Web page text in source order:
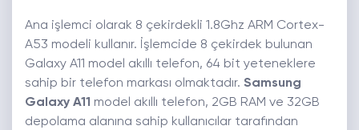
Ana işlemci olarak 8 çekirdekli 1.8Ghz ARM Cortex-
A53 modeli kullanır. İşlemcide 8 çekirdek bulunan
Galaxy A11 model akıllı telefon, 64 bit yeteneklere
sahip bir telefon markası olmaktadır. Samsung
Galaxy A11 model akıllı telefon, 2GB RAM ve 32GB
depolama alanına sahip kullanıcılar tarafından